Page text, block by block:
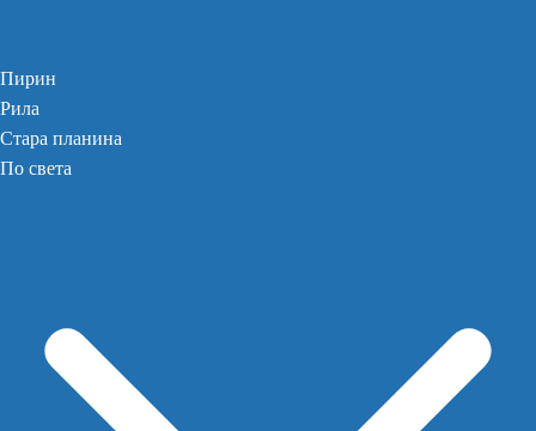
Пирин
Рила
Стара планина
По света